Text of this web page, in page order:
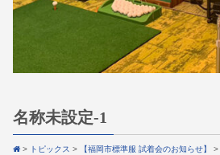
名称未設定-1
> トピックス > 【福岡市標準服 試着会のお知らせ】 >